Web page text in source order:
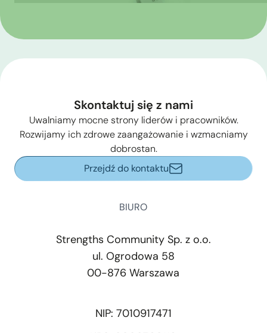
Skontaktuj się z nami
Uwalniamy mocne strony liderów i pracowników.
Rozwijamy ich zdrowe zaangażowanie i wzmacniamy
dobrostan.
Przejdź do kontaktu
BIURO
Strengths Community Sp. z o.o.
ul. Ogrodowa 58
00-876 Warszawa
NIP: 7010917471